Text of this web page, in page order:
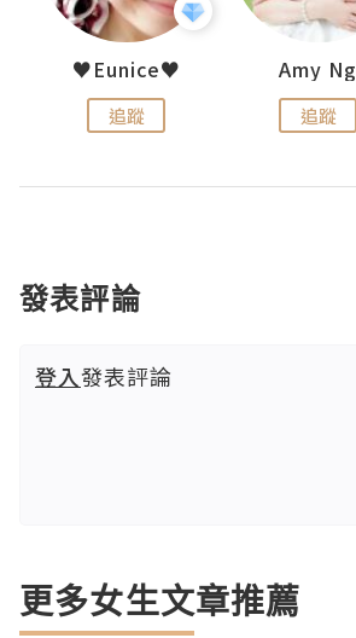
♥Eunice♥
追蹤
Amy Ng
追蹤
發表評論
登入發表評論
更多女生文章推薦